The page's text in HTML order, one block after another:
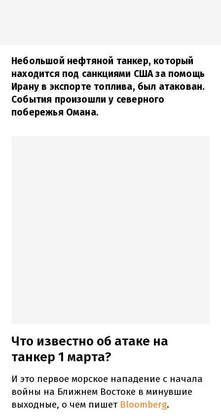
Небольшой нефтяной танкер, который
находится под санкциями США за помощь
Ирану в экспорте топлива, был атакован.
События произошли у северного
побережья Омана.
Что известно об атаке на
танкер 1 марта?
И это первое морское нападение с начала
войны на Ближнем Востоке в минувшие
выходные, о чем пишет Bloomberg.